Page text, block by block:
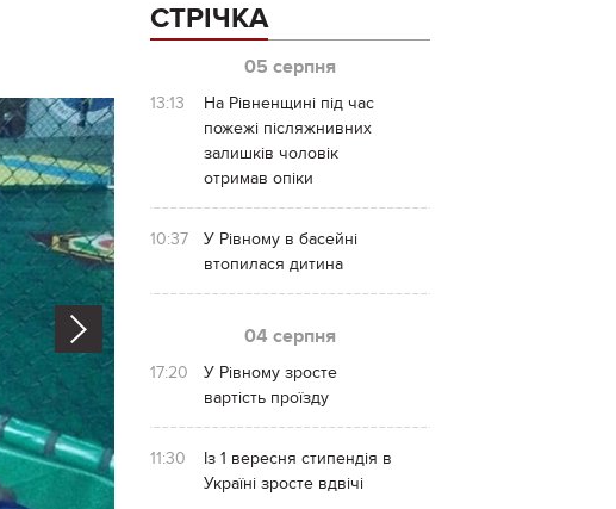
Next
СТРІЧКА
05 серпня
13:13
На Рівненщині під час
пожежі післяжнивних
залишків чоловік
отримав опіки
10:37
У Рівному в басейні
втопилася дитина
04 серпня
17:20
У Рівному зросте
вартість проїзду
11:30
Із 1 вересня стипендія в
Україні зросте вдвічі